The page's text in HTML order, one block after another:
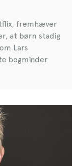
fremhæver
at børn stadig
Lars
bogminder